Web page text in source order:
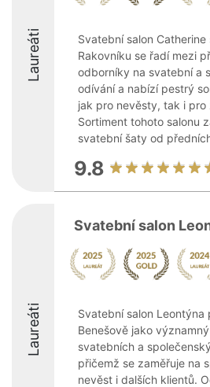
Laureáti
Svatební salon Catherine
Rakovníku se řadí mezi
odborníky na svatební a
odívání a nabízí pestrý
jak pro nevěsty, tak i pro
Sortiment tohoto salonu
svatební šaty od
9.8
Laureáti
Svatební salon
Svatební salon Leontýna
Benešově jako
svatebních a
přičemž se zaměřuje na
nevěst i dalších klientů.